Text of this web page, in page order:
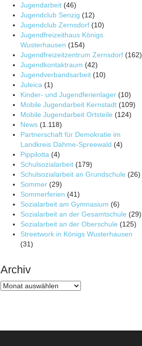
Jugendarbeit (46)
Jugendclub Senzig (12)
Jugendclub Zernsdorf (10)
Jugendfreizeithaus Königs
Wusterhausen (154)
Jugendfreizeitzentrum Zernsdorf (162)
Jugendkontaktraum (42)
Jugendverbandsarbeit (10)
Juleica (1)
Kinder- und Jugendferienlager (10)
Mobile Jugendarbeit Kernstadt (109)
Mobile Jugendarbeit Ortsteile (124)
News (1.118)
Partnerschaft für Demokratie im
Landkreis Dahme-Spreewald (4)
Pippilotta (4)
Schulsozialarbeit (179)
Schulsozialarbeit an Grundschule (26)
Sommer (29)
Sommerferien (41)
Sozialarbeit am Gymnasium (6)
Sozialarbeit an der Gesamtschule (29)
Sozialarbeit an der Oberschule (125)
Streetwork in Königs Wusterhausen
(31)
Archiv
Archiv